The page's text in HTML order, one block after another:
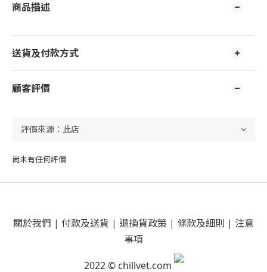
商品描述
送貨及付款方式
顧客評價
尚未有任何評價
關於我們 | 付款及送貨 | 退換貨政策 | 條款及細則 | 注意
事項
2022 © chillvet.com